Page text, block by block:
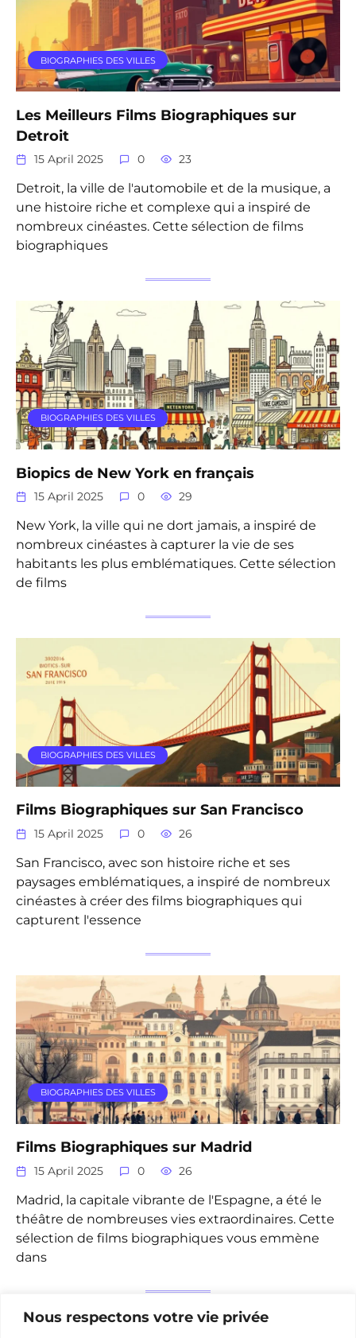
Nous respectons votre vie privée
BIOGRAPHIES DES VILLES
Les Meilleurs Films Biographiques sur
Detroit
15 April 2025 0 23
Detroit, la ville de l'automobile et de la musique, a
une histoire riche et complexe qui a inspiré de
nombreux cinéastes. Cette sélection de films
biographiques
BIOGRAPHIES DES VILLES
Biopics de New York en français
15 April 2025 0 29
New York, la ville qui ne dort jamais, a inspiré de
nombreux cinéastes à capturer la vie de ses
habitants les plus emblématiques. Cette sélection
de films
BIOGRAPHIES DES VILLES
Films Biographiques sur San Francisco
15 April 2025 0 26
San Francisco, avec son histoire riche et ses
paysages emblématiques, a inspiré de nombreux
cinéastes à créer des films biographiques qui
capturent l'essence
BIOGRAPHIES DES VILLES
Films Biographiques sur Madrid
15 April 2025 0 26
Madrid, la capitale vibrante de l'Espagne, a été le
théâtre de nombreuses vies extraordinaires. Cette
sélection de films biographiques vous emmène
dans
Posts
1 2 … 6 Next